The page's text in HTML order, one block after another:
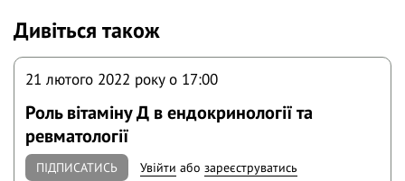
Дивіться також
21 лютого 2022 року o 17:00
Роль вітаміну Д в ендокринології та
ревматології
ПІДПИСАТИСЬ Увійти абозареєструватись